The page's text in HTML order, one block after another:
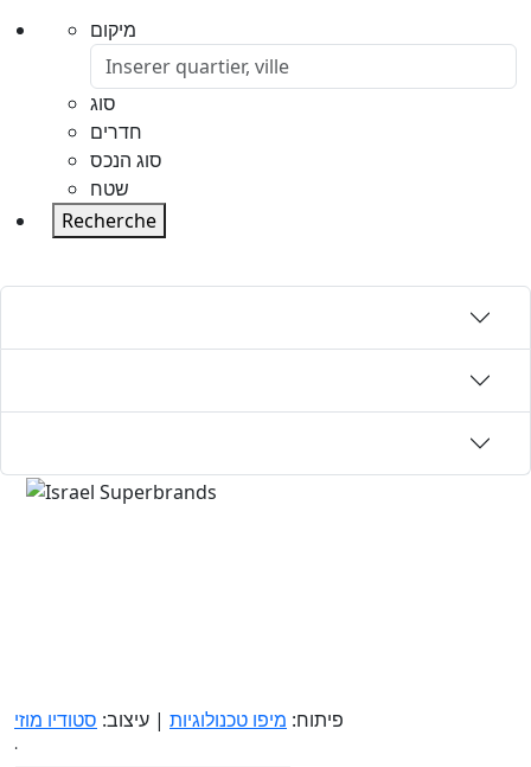
מיקום
סוג
חדרים
סוג הנכס
שטח
Recherche
פיתוח: מיפו טכנולוגיות | עיצוב: סטודיו מוזי
.